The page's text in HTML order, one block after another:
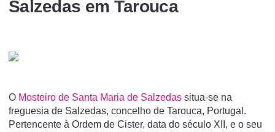
Salzedas em Tarouca
O Mosteiro de Santa Maria de Salzedas situa-se na
freguesia de Salzedas, concelho de Tarouca, Portugal.
Pertencente à Ordem de Cister, data do século XII, e o seu